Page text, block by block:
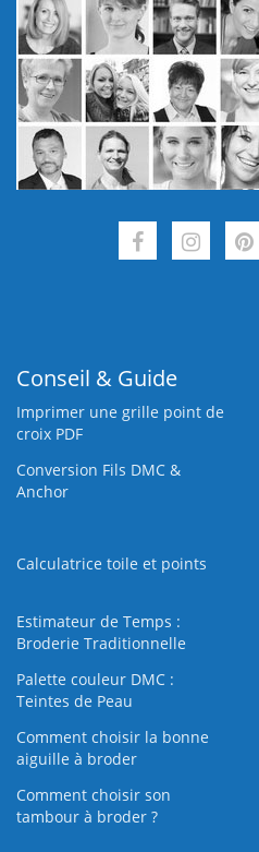
Conseil & Guide
Imprimer une grille point de
croix PDF
Conversion Fils DMC &
Anchor
Calculatrice toile et points
Estimateur de Temps :
Broderie Traditionnelle
Palette couleur DMC :
Teintes de Peau
Comment choisir la bonne
aiguille à broder
Comment choisir son
tambour à broder ?